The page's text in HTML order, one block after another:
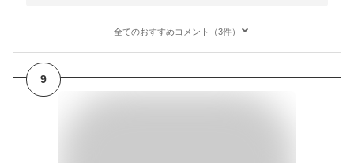
全てのおすすめコメント（3件）
9